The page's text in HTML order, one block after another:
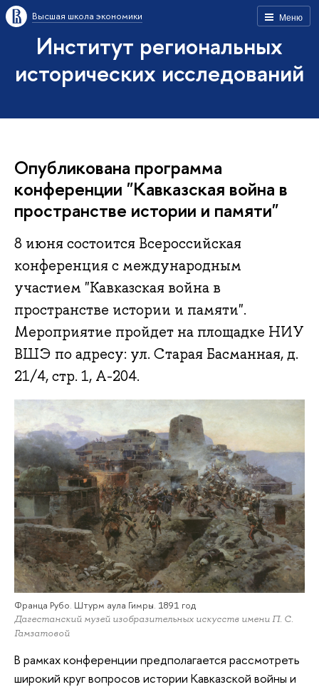
Меню
Высшая школа экономики
Институт региональных
исторических исследований
Опубликована программа
конференции "Кавказская война в
пространстве истории и памяти"
8 июня состоится Всероссийская
конференция с международным
участием "Кавказская война в
пространстве истории и памяти".
Мероприятие пройдет на площадке НИУ
ВШЭ по адресу: ул. Старая Басманная, д.
21/4, стр. 1, А-204.
Франца Рубо. Штурм аула Гимры. 1891 год
Дагестанский музей изобразительных искусств имени П. С.
Гамзатовой
В рамках конференции предполагается рассмотреть
широкий круг вопросов истории Кавказской войны и